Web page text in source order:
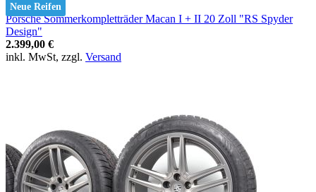
Neue Reifen
Porsche Sommerkompletträder Macan I + II 20 Zoll "RS Spyder
Design"
2.399,00 €
inkl. MwSt, zzgl. Versand